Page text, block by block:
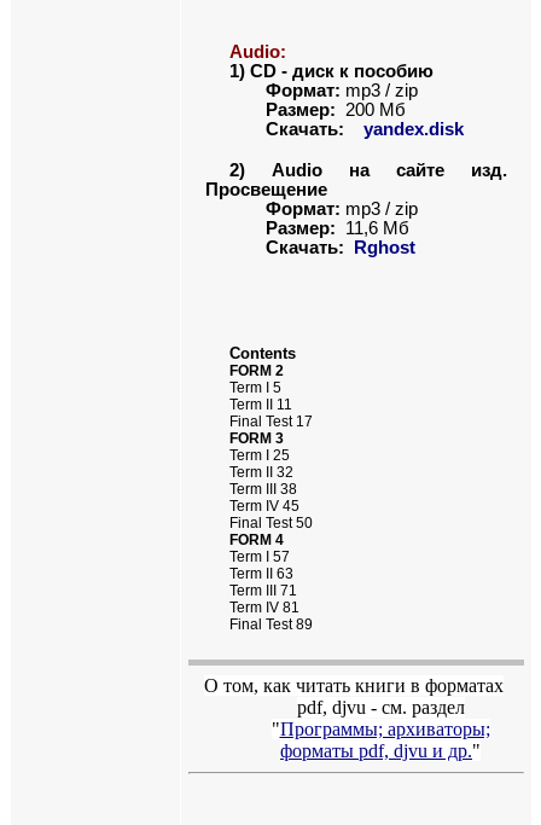
Audio:
1) CD - диск к пособию
Формат: mp3 / zip
Размер:
200 Мб
Скачать:
yandex.disk
2) Audio на сайте изд.
Просвещение
Формат: mp3 / zip
Размер:
11,6 Мб
Скачать:
Rghost
Contents
FORM 2
Term I 5
Term II 11
Final Test 17
FORM 3
Term I 25
Term II 32
Term III 38
Term IV 45
Final Test 50
FORM 4
Term I 57
Term II 63
Term III 71
Term IV 81
Final Test 89
О том, как читать книги в форматах
pdf, djvu - см. раздел
"Программы; архиваторы;
форматы pdf, djvu и др."